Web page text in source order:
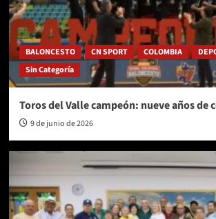
BALONCESTO CN SPORT COLOMBIA
Sin Categoría
Toros del Valle campeón: nueve años de
9 de junio de 2026